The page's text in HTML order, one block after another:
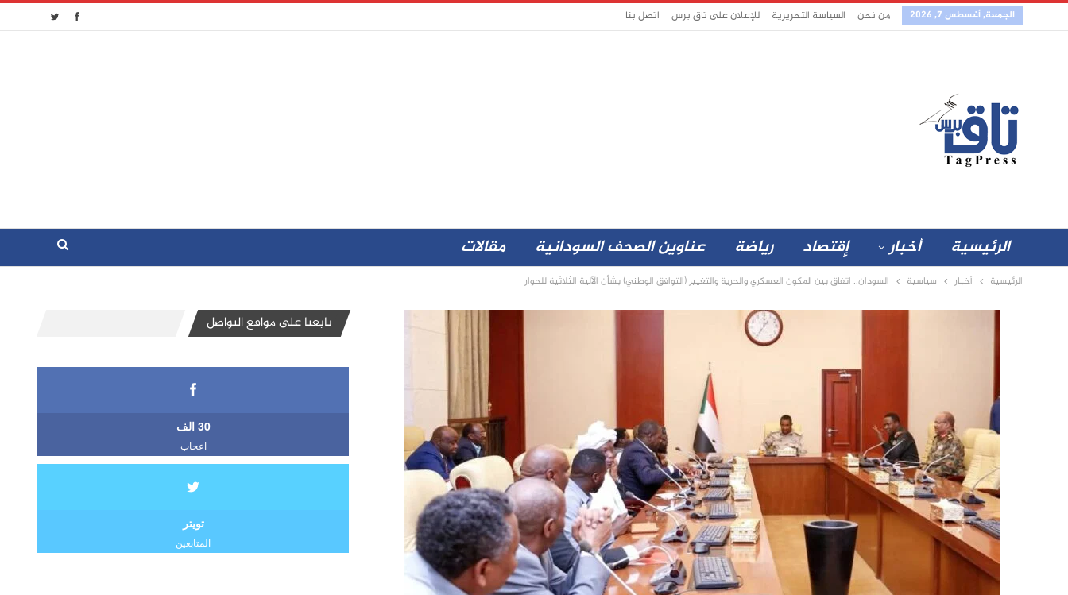
الجمعة, أغسطس 7, 2026 من نحن السياسة التحريرية للإعلان على تاق برس اتصل بنا
الرئيسية أخبار إقتصاد رياضة عناوين الصحف السودانية مقالات
الرئيسية أخبار سياسية السودان.. اتفاق بين المكون العسكري والحرية والتغيير (التوافق الوطني) بشأن الآلية الثلاثية للحوار
تابعنا على مواقع التواصل
30 الف
اعجاب
تويتر
المتابعين